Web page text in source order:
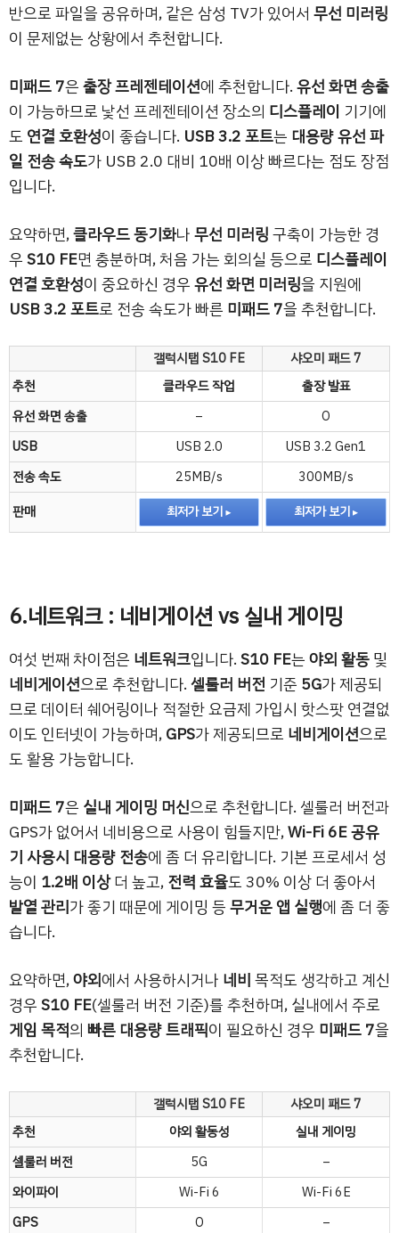
반으로 파일을 공유하며, 같은 삼성 TV가 있어서 무선 미러링
이 문제없는 상황에서 추천합니다.
미패드 7은출장 프레젠테이션에 추천합니다.유선 화면 송출
이 가능하므로 낯선 프레젠테이션 장소의 디스플레이 기기에
도 연결 호환성이 좋습니다. USB 3.2 포트는 대용량 유선 파
일 전송 속도가 USB 2.0 대비 10배 이상 빠르다는 점도 장점
입니다.
요약하면,클라우드 동기화나무선 미러링구축이 가능한 경
우S10 FE면 충분하며, 처음 가는 회의실 등으로 디스플레이
연결 호환성이 중요하신 경우유선 화면 미러링을 지원에
USB 3.2 포트로 전송 속도가 빠른 미패드 7을 추천합니다.
갤럭시탭 S10 FE
샤오미 패드 7
추천
클라우드 작업
출장 발표
유선 화면 송출
–
O
USB
USB 2.0
USB 3.2 Gen1
전송 속도
25MB/s
300MB/s
판매
최저가 보기 최저가 보기
6.네트워크 : 네비게이션 vs 실내 게이밍
여섯 번째 차이점은 네트워크입니다.S10 FE는야외 활동및
네비게이션으로 추천합니다.셀룰러 버전 기준 5G가 제공되
므로 데이터 쉐어링이나 적절한 요금제 가입시 핫스팟 연결없
이도 인터넷이 가능하며,GPS가 제공되므로 네비게이션으로
도 활용 가능합니다.
미패드 7은 실내 게이밍 머신으로 추천합니다. 셀룰러 버전과
GPS가 없어서 네비용으로 사용이 힘들지만,Wi-Fi 6E 공유
기 사용시 대용량 전송에 좀 더 유리합니다. 기본 프로세서 성
능이 1.2배 이상더 높고,전력 효율도 30% 이상 더 좋아서
발열 관리가 좋기 때문에 게이밍 등무거운 앱 실행에 좀 더 좋
습니다.
요약하면,야외에서 사용하시거나 네비목적도 생각하고 계신
경우S10 FE(셀룰러 버전 기준)를 추천하며, 실내에서 주로
게임 목적의 빠른 대용량 트래픽이 필요하신 경우 미패드 7을
추천합니다.
갤럭시탭 S10 FE
샤오미 패드 7
추천
야외 활동성
실내 게이밍
셀룰러 버전
5G
–
와이파이
Wi-Fi 6
Wi-Fi 6E
GPS
O
–